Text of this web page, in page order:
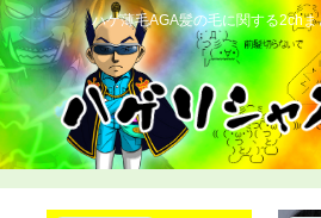
ハゲ薄毛AGA髪の毛に関する2ch